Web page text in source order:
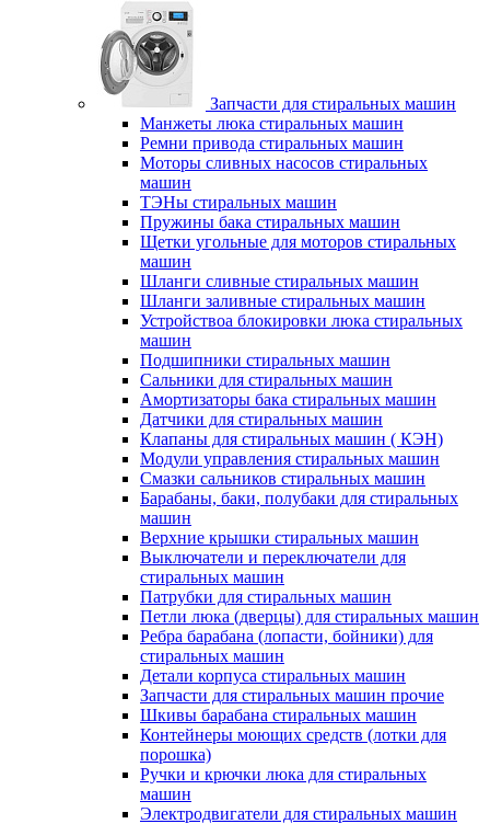
Запчасти для стиральных машин
Манжеты люка стиральных машин
Ремни привода стиральных машин
Моторы сливных насосов стиральных
машин
ТЭНы стиральных машин
Пружины бака стиральных машин
Щетки угольные для моторов стиральных
машин
Шланги сливные стиральных машин
Шланги заливные стиральных машин
Устройствоа блокировки люка стиральных
машин
Подшипники стиральных машин
Сальники для стиральных машин
Амортизаторы бака стиральных машин
Датчики для стиральных машин
Клапаны для стиральных машин ( КЭН)
Модули управления стиральных машин
Смазки сальников стиральных машин
Барабаны, баки, полубаки для стиральных
машин
Верхние крышки стиральных машин
Выключатели и переключатели для
стиральных машин
Патрубки для стиральных машин
Петли люка (дверцы) для стиральных машин
Ребра барабана (лопасти, бойники) для
стиральных машин
Детали корпуса стиральных машин
Запчасти для стиральных машин прочие
Шкивы барабана стиральных машин
Контейнеры моющих средств (лотки для
порошка)
Ручки и крючки люка для стиральных
машин
Электродвигатели для стиральных машин